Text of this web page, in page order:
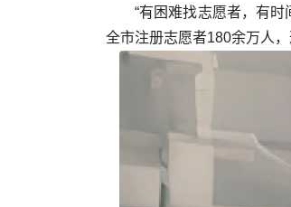
“有困难找志愿者，有
全市注册志愿者180余万人